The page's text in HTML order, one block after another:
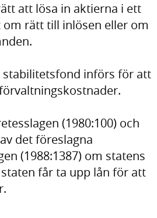
att lösa in aktierna i ett
rätt till inlösen eller om
stabilitetsfond införs för att
(1980:100) och
det föreslagna
(1988:1387) om statens
får ta upp lån för att